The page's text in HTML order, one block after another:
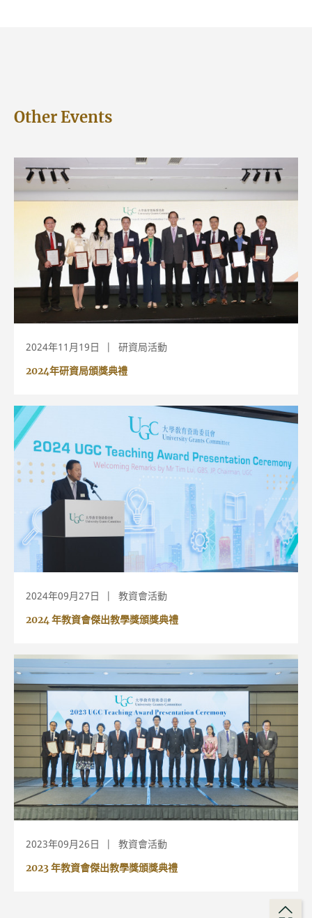
Other Events
2024年11月19日 研資局活動
2024年研資局頒獎典禮
2024年09月27日 教資會活動
2024 年教資會傑出教學獎頒獎典禮
2023年09月26日 教資會活動
2023 年教資會傑出教學獎頒獎典禮